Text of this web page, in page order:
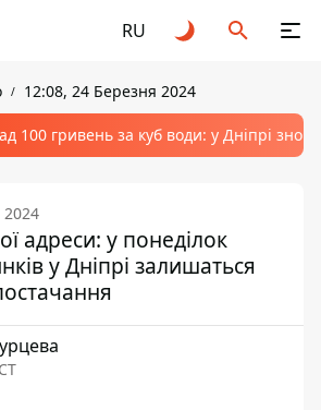
RU
12:08, 24 Березня 2024
100 гривень за куб води: у Дніпрі
2024
адреси: у понеділок
у Дніпрі залишаться